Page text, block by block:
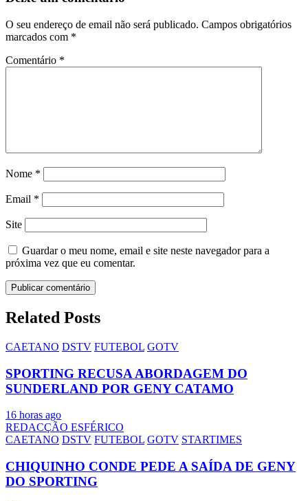
O seu endereço de email não será publicado. Campos obrigatórios
marcados com *
Comentário *
Nome *
Email *
Site
Guardar o meu nome, email e site neste navegador para a
próxima vez que eu comentar.
Related Posts
CAETANO DSTV FUTEBOL GOTV
SPORTING RECUSA ABORDAGEM DO
SUNDERLAND POR GENY CATAMO
16 horas ago
REDACÇÃO ESFÉRICO
CAETANO DSTV FUTEBOL GOTV STARTIMES
CHIQUINHO CONDE PEDE A SAÍDA DE GENY
DO SPORTING